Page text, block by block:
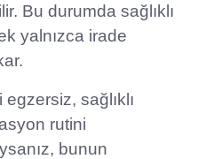
Bu durumda sağlıklı
yalnızca irade
sağlıklı
rutini
bunun